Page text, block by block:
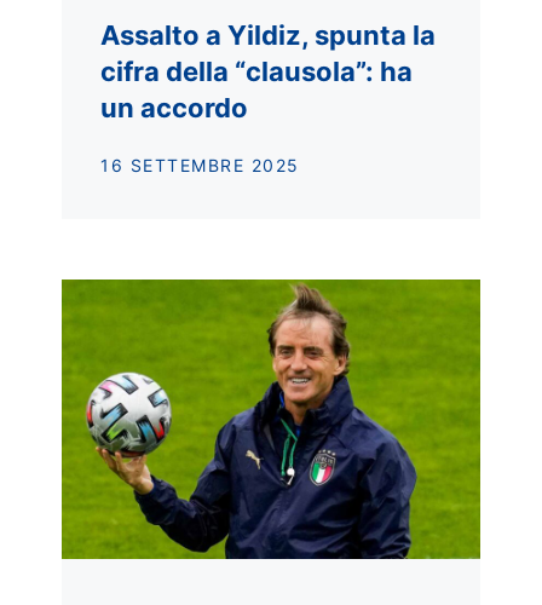
Assalto a Yildiz, spunta la
cifra della “clausola”: ha
un accordo
16 SETTEMBRE 2025